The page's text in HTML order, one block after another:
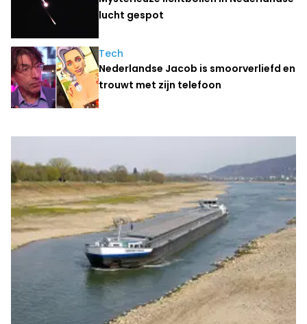
lucht gespot
Tech
Nederlandse Jacob is smoorverliefd en
trouwt met zijn telefoon
Laatste nieuws